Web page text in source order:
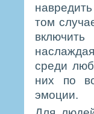
том
среди
них по
эмоции.